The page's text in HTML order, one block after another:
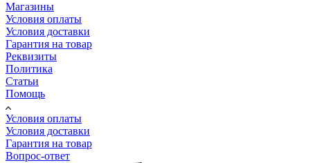
Магазины
Условия оплаты
Условия доставки
Гарантия на товар
Реквизиты
Политика
Статьи
Помощь
Условия оплаты
Условия доставки
Гарантия на товар
Вопрос-ответ